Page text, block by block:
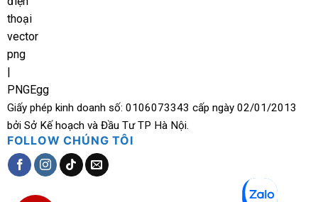
Giấy phép kinh doanh số: 0106073343 cấp ngày 02/01/2013
bởi Sở Kế hoạch và Đầu Tư TP Hà Nội.
FOLLOW CHÚNG TÔI